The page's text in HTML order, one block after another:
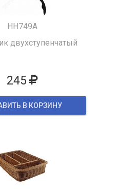
HH749A
двухступенчатый
245
В КОРЗИНУ